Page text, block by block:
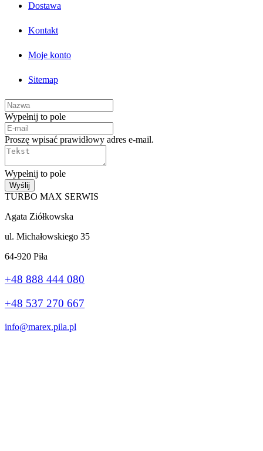
Dostawa
Kontakt
Moje konto
Sitemap
Wypełnij to pole
Proszę wpisać prawidłowy adres e-mail.
Wypełnij to pole
Wyślij
TURBO MAX SERWIS
Agata Ziółkowska
ul. Michałowskiego 35
64-920 Piła
+48 888 444 080
+48 537 270 667
info@marex.pila.pl